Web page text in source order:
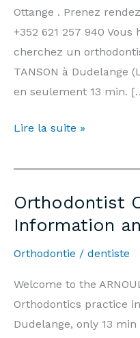
Ottange . Prenez
+352 621 257 940
cherchez un
TANSON à Dudelange
en seulement 13 min.
Orthodontiste
—
Informations
et
Rendez-
Lire la suite »
Orthodontist
Information
Orthodontie / dentiste
Welcome to the
Orthodontics practice
Dudelange, only 13